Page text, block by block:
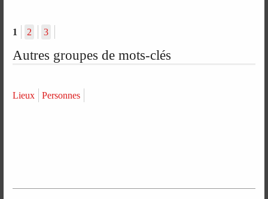
1 2 3
Autres groupes de mots-clés
Lieux Personnes